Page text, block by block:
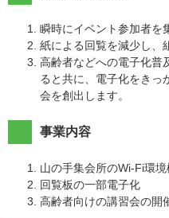
瞬時にイベント参加者を
紙による回覧を減少し、
高齢者などへの電子化普
ると共に、電子化をきっ
会を創出します。
事業内容
山の手集会所のWi-Fi環境
回覧板の一部電子化
高齢者向けの講習会の開